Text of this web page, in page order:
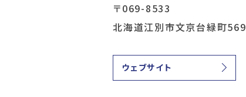
〒069-8533
北海道江別市文京台緑町569
ウェブサイト